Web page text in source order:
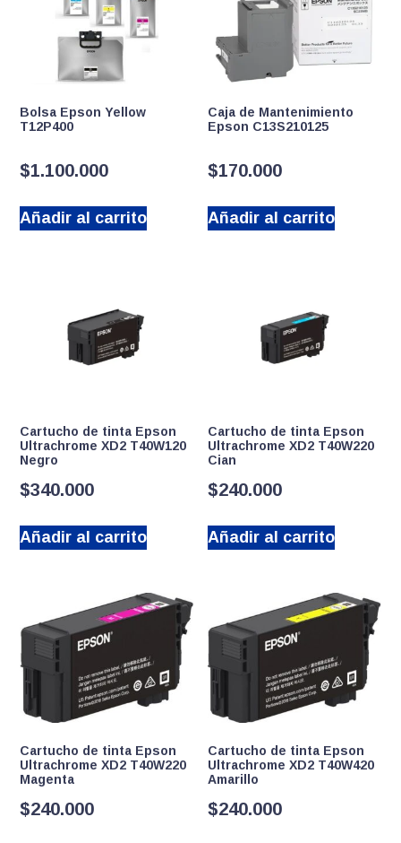
Bolsa Epson Yellow
T12P400
$1.100.000
Añadir al carrito
Caja de Mantenimiento
Epson C13S210125
$170.000
Añadir al carrito
Cartucho de tinta Epson
Ultrachrome XD2 T40W120
Negro
$340.000
Añadir al carrito
Cartucho de tinta Epson
Ultrachrome XD2 T40W220
Cian
$240.000
Añadir al carrito
Cartucho de tinta Epson
Ultrachrome XD2 T40W220
Magenta
$240.000
Cartucho de tinta Epson
Ultrachrome XD2 T40W420
Amarillo
$240.000